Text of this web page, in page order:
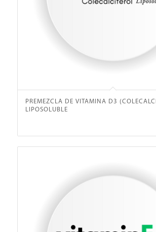
PREMEZCLA DE VITAMINA D3
LIPOSOLUBLE